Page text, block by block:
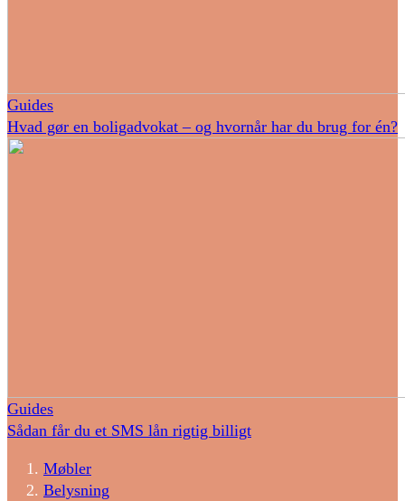
Guides
Hvad gør en boligadvokat – og hvornår har du brug for én?
Guides
Sådan får du et SMS lån rigtig billigt
Møbler
Belysning